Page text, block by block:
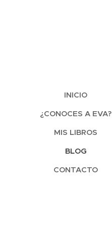
INICIO
¿CONOCES A EVA?
MIS LIBROS
BLOG
CONTACTO